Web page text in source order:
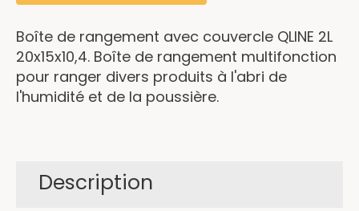
Boîte de rangement avec couvercle QLINE 2L
20x15x10,4. Boîte de rangement multifonction
pour ranger divers produits à l'abri de
l'humidité et de la poussière.
Description